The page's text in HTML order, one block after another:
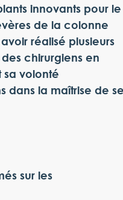
innovants pour le
de la colonne
réalisé plusieurs
chirurgiens en
sa volonté
dans la maîtrise de
sur les